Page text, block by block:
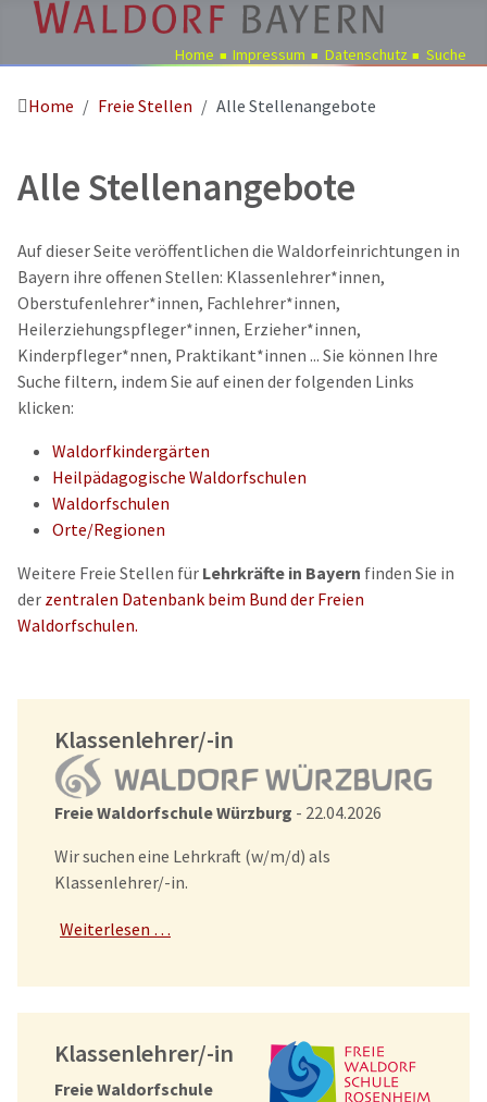
Pädagogik
uns
Schulen
Ausbildung
Freie
Stellen
Aktuelles
Home Impressum Datenschutz Suche
Home Freie Stellen Alle Stellenangebote
Alle Stellenangebote
Auf dieser Seite veröffentlichen die Waldorfeinrichtungen in
Bayern ihre offenen Stellen: Klassenlehrer*innen,
Oberstufenlehrer*innen, Fachlehrer*innen,
Heilerziehungspfleger*innen, Erzieher*innen,
Kinderpfleger*nnen, Praktikant*innen ... Sie können Ihre
Suche filtern, indem Sie auf einen der folgenden Links
klicken:
Waldorfkindergärten
Heilpädagogische Waldorfschulen
Waldorfschulen
Orte/Regionen
Weitere Freie Stellen für Lehrkräfte in Bayern finden Sie in
der zentralen Datenbank beim Bund der Freien
Waldorfschulen.
Klassenlehrer/-in
Freie Waldorfschule Würzburg - 22.04.2026
Wir suchen eine Lehrkraft (w/m/d) als
Klassenlehrer/-in.
Weiterlesen …
Klassenlehrer/-in
Freie Waldorfschule